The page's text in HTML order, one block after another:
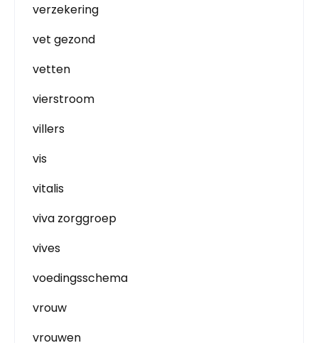
verzekering
vet gezond
vetten
vierstroom
villers
vis
vitalis
viva zorggroep
vives
voedingsschema
vrouw
vrouwen